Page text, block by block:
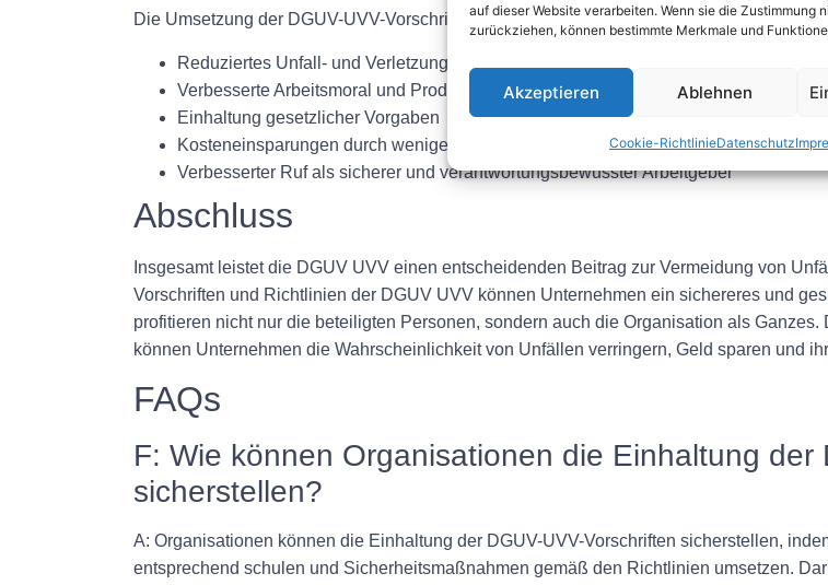
auf dieser Website verarbeiten. Wenn sie die Zustimmung
zurückziehen, können bestimmte Merkmale und
Akzeptieren Ablehnen
Cookie-RichtlinieDatenschutz
Die Umsetzung der DGUV-UVV-Vorschriften am Arbeitsplatz bietet mehrere Vorteile:
Reduziertes Unfall- und Verletzungsrisiko
Verbesserte Arbeitsmoral und Produktivität der Mitarbeiter
Einhaltung gesetzlicher Vorgaben
Kosteneinsparungen durch weniger Unfälle und Versicherungsschäden
Verbesserter Ruf als sicherer und verantwortungsbewusster Arbeitgeber
Abschluss
Insgesamt leistet die DGUV UVV einen entscheidenden Beitrag zur Vermeidung von
Vorschriften und Richtlinien der DGUV UVV können Unternehmen ein sichereres und
profitieren nicht nur die beteiligten Personen, sondern auch die Organisation als
können Unternehmen die Wahrscheinlichkeit von Unfällen verringern, Geld sparen und
FAQs
F: Wie können Organisationen die Einhaltung der
sicherstellen?
A: Organisationen können die Einhaltung der DGUV-UVV-Vorschriften sicherstellen,
entsprechend schulen und Sicherheitsmaßnahmen gemäß den Richtlinien umsetzen.